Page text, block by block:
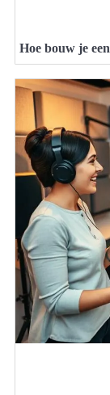
Hoe bouw je